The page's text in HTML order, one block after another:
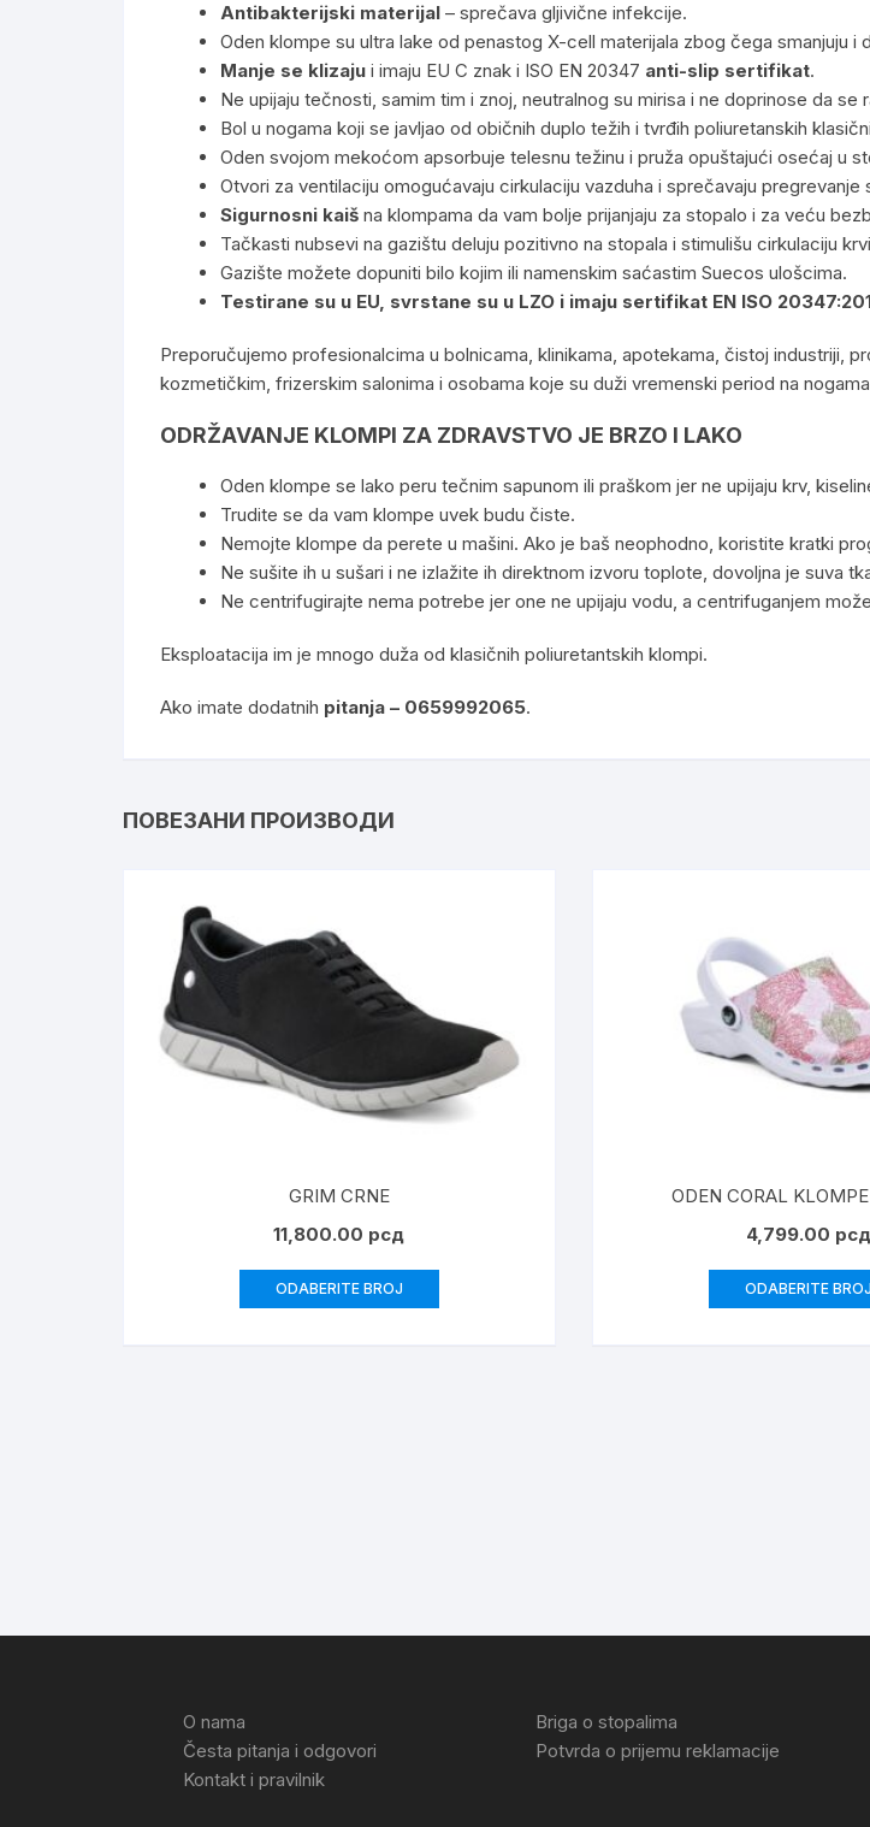
Antibakterijski materijal – sprečava gljivične infekcije.
Oden klompe su ultra lake od penastog X-cell materijala zbog čega smanjuju i
Manje se klizaju i imaju EU C znak i ISO EN 20347 anti-slip sertifikat.
Ne upijaju tečnosti, samim tim i znoj, neutralnog su mirisa i ne doprinose da
Bol u nogama koji se javljao od običnih duplo težih i tvrđih poliuretanskih
Oden svojom mekoćom apsorbuje telesnu težinu i pruža opuštajući osećaj u
Otvori za ventilaciju omogućavaju cirkulaciju vazduha i sprečavaju pregrevanje
Sigurnosni kaiš na klompama da vam bolje prijanjaju za stopalo i za veću
Tačkasti nubsevi na gazištu deluju pozitivno na stopala i stimulišu cirkulaciju
Gazište možete dopuniti bilo kojim ili namenskim saćastim Suecos ulošcima.
Testirane su u EU, svrstane su u LZO i imaju sertifikat EN ISO
Preporučujemo profesionalcima u bolnicama, klinikama, apotekama, čistoj industriji,
kozmetičkim, frizerskim salonima i osobama koje su duži vremenski period na
ODRŽAVANJE KLOMPI ZA ZDRAVSTVO JE BRZO I LAKO
Oden klompe se lako peru tečnim sapunom ili praškom jer ne upijaju krv,
Trudite se da vam klompe uvek budu čiste.
Nemojte klompe da perete u mašini. Ako je baš neophodno, koristite kratki
Ne sušite ih u sušari i ne izlažite ih direktnom izvoru toplote, dovoljna je suva
Ne centrifugirajte nema potrebe jer one ne upijaju vodu, a centrifuganjem
Eksploatacija im je mnogo duža od klasičnih poliuretantskih klompi.
Ako imate dodatnih pitanja – 0659992065.
ПОВЕЗАНИ ПРОИЗВОДИ
GRIM CRNE
11,800.00 рсд
ODABERITE BROJ
ODEN CORAL
4,799.00 рсд
ODABERITE BROJ
O nama
Česta pitanja i odgovori
Kontakt i pravilnik
Briga o stopalima
Potvrda o prijemu reklamacije